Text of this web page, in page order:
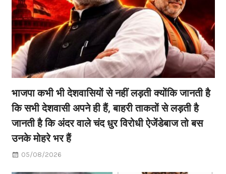
भाजपा कभी भी देशवासियों से नहीं लड़ती क्योंकि जानती है
कि सभी देशवासी अपने ही हैं, बाहरी ताकतों से लड़ती है
जानती है कि अंदर वाले चंद धुर विरोधी ऐजेंडेबाज तो बस
उनके मोहरे भर हैं
05/08/2026